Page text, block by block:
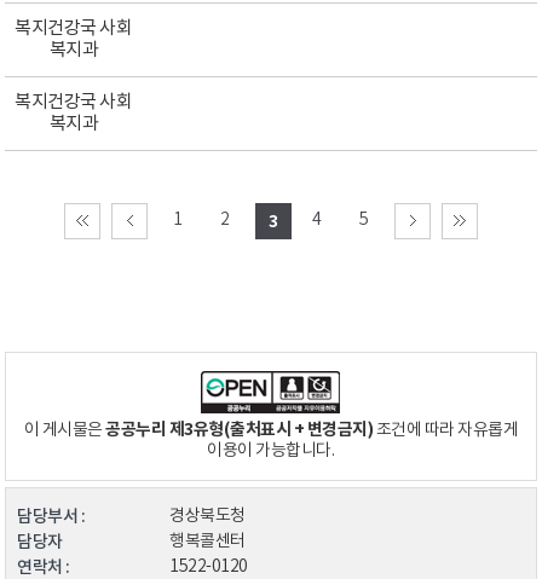
복지건강국 사회
복지과
복지건강국 사회
복지과
1 2 3 4 5
이 게시물은공공누리 제3유형(출처표시 + 변경금지)조건에 따라 자유롭게
이용이 가능합니다.
담당부서 : 경상북도청
담당자 행복콜센터
연락처 : 1522-0120